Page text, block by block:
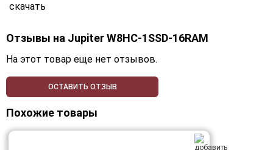
скачать
Отзывы на Jupiter W8HC-1SSD-16RAM
На этот товар еще нет отзывов.
ОСТАВИТЬ ОТЗЫВ
Похожие товары